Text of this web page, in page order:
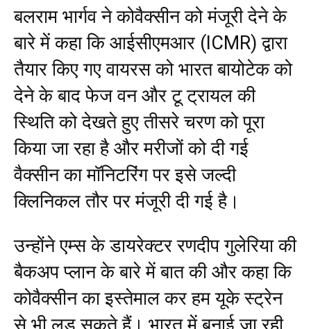
बलराम भार्गव ने कोवैक्सीन को मंजूरी देने के
बारे में कहा कि आईसीएमआर (ICMR) द्वारा
तैयार किए गए वायरस को भारत बायोटेक को
देने के बाद फेज वन और टू ट्रायल की
स्थिति को देखते हुए तीसरे चरण को पूरा
किया जा रहा है और मरीजों को दी गई
वैक्सीन का मॉनिटरिंग पर इसे जल्दी
क्लिनिकल तौर पर मंजूरी दी गई है।
उन्होंने एम्स के डायरेक्टर रणदीप गुलेरिया की
बैकअप प्लान के बारे में बात की और कहा कि
कोवैक्सीन का इस्तेमाल कर हम यूके स्ट्रेन
से भी लड़ सकते हैं। भारत में बनाई जा रही